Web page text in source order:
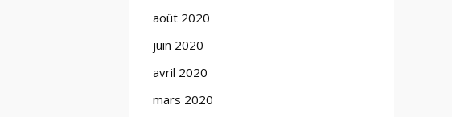
août 2020
juin 2020
avril 2020
mars 2020